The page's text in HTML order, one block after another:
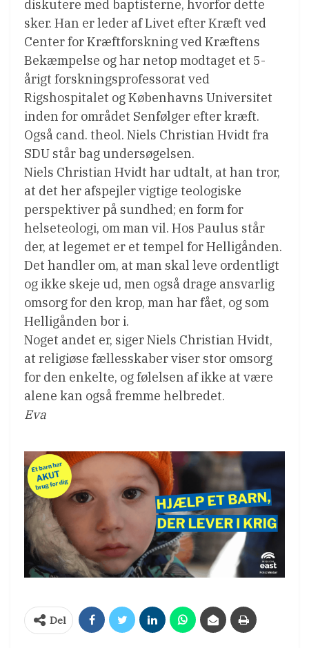
diskutere med baptisterne, hvorfor dette
sker. Han er leder af Livet efter Kræft ved
Center for Kræftforskning ved Kræftens
Bekæmpelse og har netop modtaget et 5-
årigt forskningsprofessorat ved
Rigshospitalet og Københavns Universitet
inden for området Senfølger efter kræft.
Også cand. theol. Niels Christian Hvidt fra
SDU står bag undersøgelsen.
Niels Christian Hvidt har udtalt, at han tror,
at det her afspejler vigtige teologiske
perspektiver på sundhed; en form for
helseteologi, om man vil. Hos Paulus står
der, at legemet er et tempel for Helligånden.
Det handler om, at man skal leve ordentligt
og ikke skeje ud, men også drage ansvarlig
omsorg for den krop, man har fået, og som
Helligånden bor i.
Noget andet er, siger Niels Christian Hvidt,
at religiøse fællesskaber viser stor omsorg
for den enkelte, og følelsen af ikke at være
alene kan også fremme helbredet.
Eva
Del